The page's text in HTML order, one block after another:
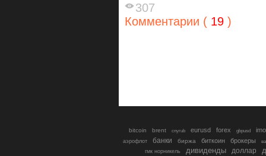
307
Комментарии ( 19 )
bitcoin brent cnyrub eurusd forex gbpusd
аэрофлот банки биржа биткоин брокеры
гмк норникель
дивиденды доллар